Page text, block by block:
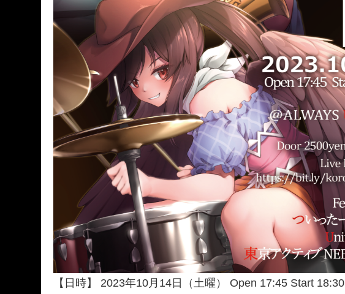
【日時】 2023年10月14日（土曜） Open 17:45 Start 18:30